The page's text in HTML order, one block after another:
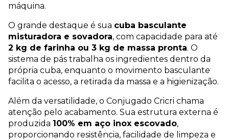
máquina.
O grande destaque é sua cuba basculante
misturadora e sovadora, com capacidade para até
2 kg de farinha ou 3 kg de massa pronta. O
sistema de pás trabalha os ingredientes dentro da
própria cuba, enquanto o movimento basculante
facilita o acesso, a retirada da massa e a higienização.
Além da versatilidade, o Conjugado Cricri chama
atenção pelo acabamento. Sua estrutura externa é
produzida 100% em aço inox escovado,
proporcionando resistência, facilidade de limpeza e